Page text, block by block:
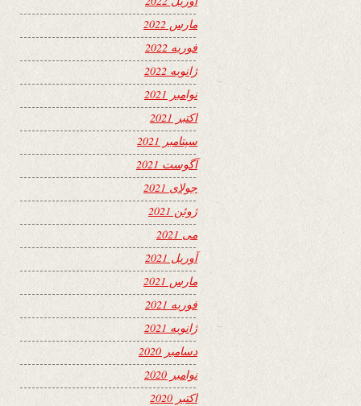
مارس 2022
فوریه 2022
ژانویه 2022
نوامبر 2021
اکتبر 2021
سپتامبر 2021
آگوست 2021
جولای 2021
ژوئن 2021
می 2021
آوریل 2021
مارس 2021
فوریه 2021
ژانویه 2021
دسامبر 2020
نوامبر 2020
اکتبر 2020